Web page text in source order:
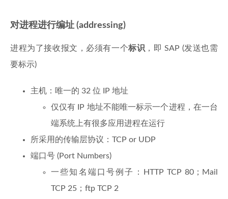
对进程进行编址 (addressing)
进程为了接收报文，必须有一个标识 ，即 SAP (发送也需
要标示)
主机：唯一的 32 位 IP 地址
仅仅有 IP 地址不能唯一标示一个进程，在一台
端系统上有很多应用进程在运行
所采用的传输层协议：TCP or UDP
端口号 (Port Numbers)
一些知名端口号例子：HTTP TCP 80；Mail
TCP 25；ftp TCP 2